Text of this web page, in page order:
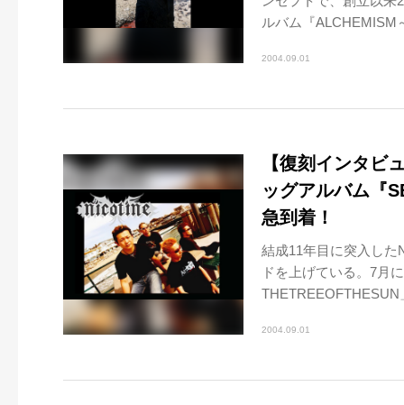
ルバム『ALCHEMISM
2004.09.01
【復刻インタビ
ッグアルバム『
急到着！
結成11年目に突入した
ドを上げている。7月
2004.09.01